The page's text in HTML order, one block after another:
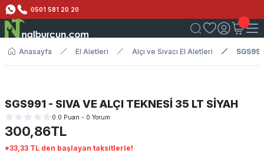
0501 581 20 20
Anasayfa El Aletleri Alçı ve Sıvacı El Aletleri
SGS991 - SIVA VE ALÇI TEKNESİ 35 LT SİYAH
0.0 Puan - 0 Yorum
300,86TL
*33,33 TL den başlayan taksitlerle!